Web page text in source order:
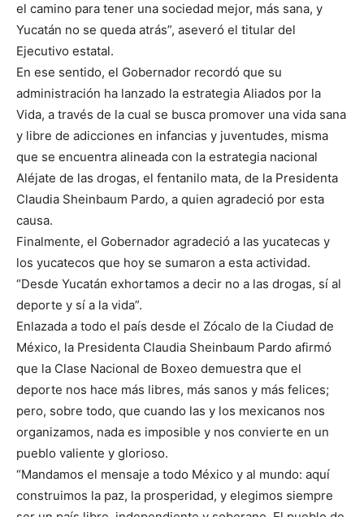
el camino para tener una sociedad mejor, más sana, y
Yucatán no se queda atrás”, aseveró el titular del
Ejecutivo estatal.
En ese sentido, el Gobernador recordó que su
administración ha lanzado la estrategia Aliados por la
Vida, a través de la cual se busca promover una vida sana
y libre de adicciones en infancias y juventudes, misma
que se encuentra alineada con la estrategia nacional
Aléjate de las drogas, el fentanilo mata, de la Presidenta
Claudia Sheinbaum Pardo, a quien agradeció por esta
causa.
Finalmente, el Gobernador agradeció a las yucatecas y
los yucatecos que hoy se sumaron a esta actividad.
“Desde Yucatán exhortamos a decir no a las drogas, sí al
deporte y sí a la vida”.
Enlazada a todo el país desde el Zócalo de la Ciudad de
México, la Presidenta Claudia Sheinbaum Pardo afirmó
que la Clase Nacional de Boxeo demuestra que el
deporte nos hace más libres, más sanos y más felices;
pero, sobre todo, que cuando las y los mexicanos nos
organizamos, nada es imposible y nos convierte en un
pueblo valiente y glorioso.
“Mandamos el mensaje a todo México y al mundo: aquí
construimos la paz, la prosperidad, y elegimos siempre